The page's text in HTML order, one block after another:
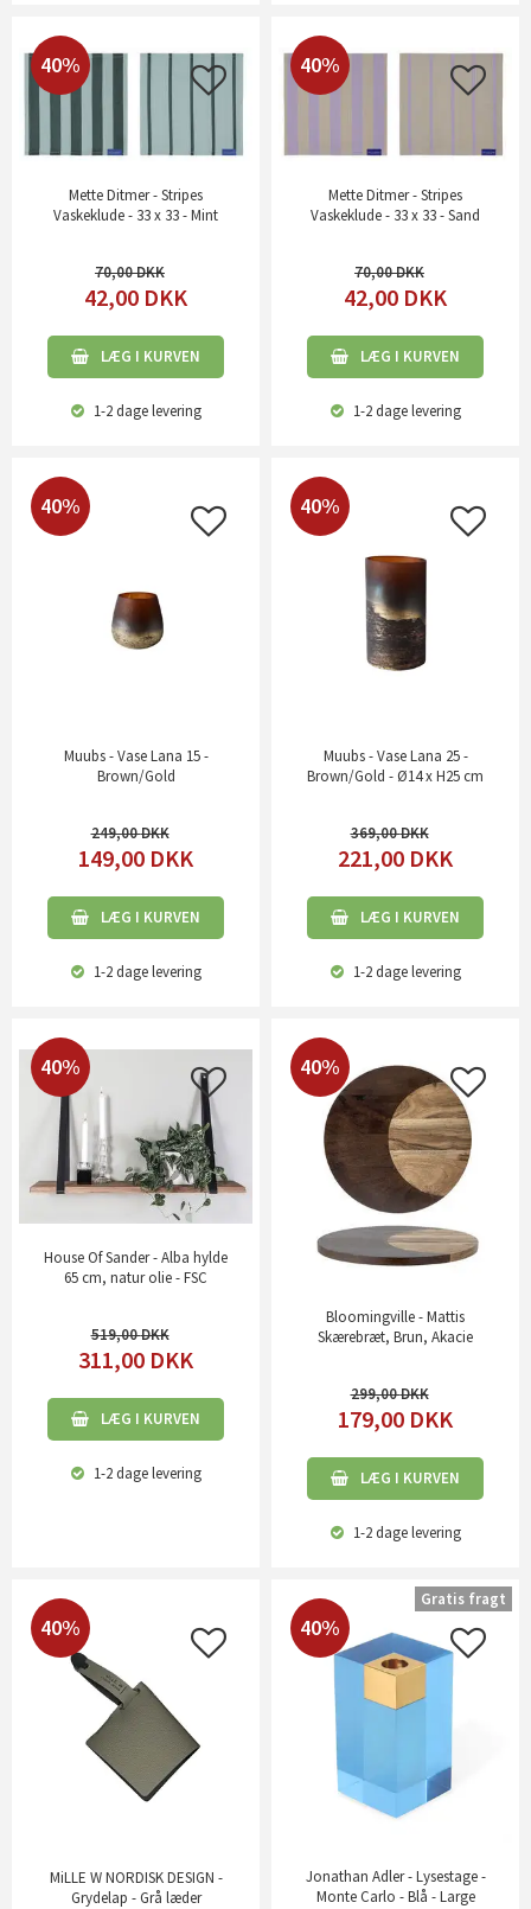
40%
Mette Ditmer - Stripes
Vaskeklude - 33 x 33 - Mint
70,00
42,00 DKK
LÆG I KURVEN
1-2 dagelevering
40%
Mette Ditmer - Stripes
Vaskeklude - 33 x 33 - Sand
70,00
42,00 DKK
LÆG I KURVEN
1-2 dagelevering
40%
Muubs - Vase Lana 15 -
Brown/Gold
249,00
149,00 DKK
LÆG I KURVEN
1-2 dagelevering
40%
Muubs - Vase Lana 25 -
Brown/Gold - Ø14 x H25 cm
369,00
221,00 DKK
LÆG I KURVEN
1-2 dagelevering
40%
House Of Sander - Alba hylde
65 cm, natur olie - FSC
519,00
311,00 DKK
LÆG I KURVEN
1-2 dagelevering
40%
Bloomingville - Mattis
Skærebræt, Brun, Akacie
299,00
179,00 DKK
LÆG I KURVEN
1-2 dagelevering
40%
MiLLE W NORDISK DESIGN -
Grydelap - Grå læder
40%
Jonathan Adler - Lysestage -
Monte Carlo - Blå - Large
Gratis fragt